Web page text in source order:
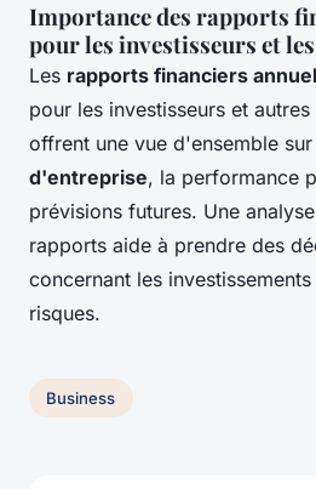
Importance des rapports
pour les investisseurs et
Les rapports financiers
pour les investisseurs et
offrent une vue d'ensemble sur
d'entreprise, la performance
prévisions futures. Une
rapports aide à prendre des
concernant les
risques.
Business